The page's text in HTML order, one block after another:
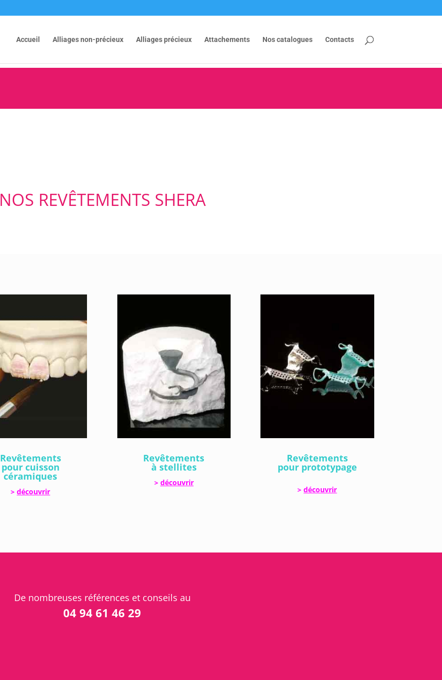
Accueil Alliages non-précieux Alliages précieux Attachements Nos catalogues Contacts
NOS REVÊTEMENTS SHERA
Revêtements
pour cuisson
céramiques
>découvrir
Revêtements
à stellites
> découvrir
Revêtements
pour prototypage
>découvrir
De nombreuses références et conseils au
04 94 61 46 29